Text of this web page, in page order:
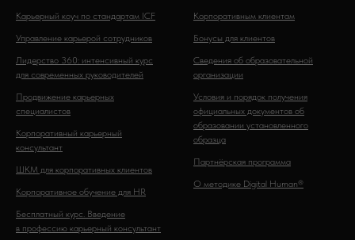
Карьерный коуч по стандартам ICF
Управление карьерой сотрудников
Лидерство 360: интенсивный курс
для современных руководителей
Продвижение карьерных
специалистов
Корпоративный карьерный
консультант
ШКМ для корпоративных клиентов
Корпоративное обучение для HR
Бесплатный курс. Введение
в профессию карьерный консультант
Корпоративным клиентам
Бонусы для клиентов
Сведения об образовательной
организации
Условия и порядок получения
официальных документов об
образовании установленного
образца
Партнёрская программа
О методике Digital Human®